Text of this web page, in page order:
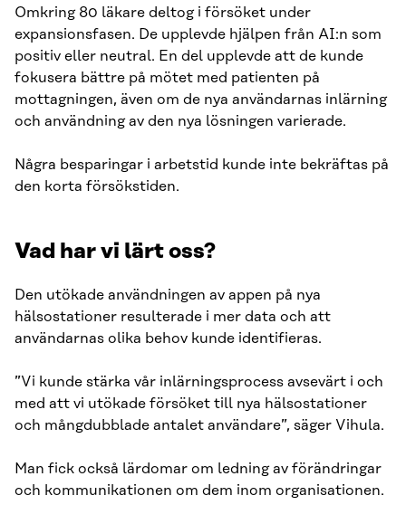
Omkring 80 läkare deltog i försöket under
expansionsfasen. De upplevde hjälpen från AI:n som
positiv eller neutral. En del upplevde att de kunde
fokusera bättre på mötet med patienten på
mottagningen, även om de nya användarnas inlärning
och användning av den nya lösningen varierade.
Några besparingar i arbetstid kunde inte bekräftas på
den korta försökstiden.
Vad har vi lärt oss?
Den utökade användningen av appen på nya
hälsostationer resulterade i mer data och att
användarnas olika behov kunde identifieras.
”Vi kunde stärka vår inlärningsprocess avsevärt i och
med att vi utökade försöket till nya hälsostationer
och mångdubblade antalet användare”, säger Vihula.
Man fick också lärdomar om ledning av förändringar
och kommunikationen om dem inom organisationen.